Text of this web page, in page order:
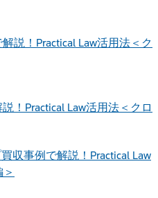
！Practical Law活用法＜クロ